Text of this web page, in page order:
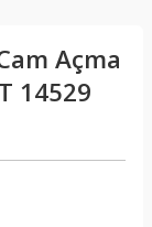
Açma
14529